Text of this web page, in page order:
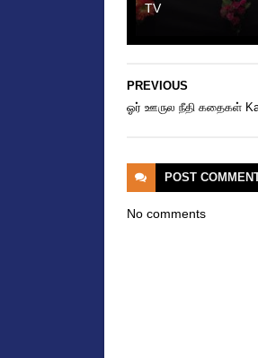
TV
PREVIOUS
ஓர் ஊருல நீதி கதைகள்
POST
No comments